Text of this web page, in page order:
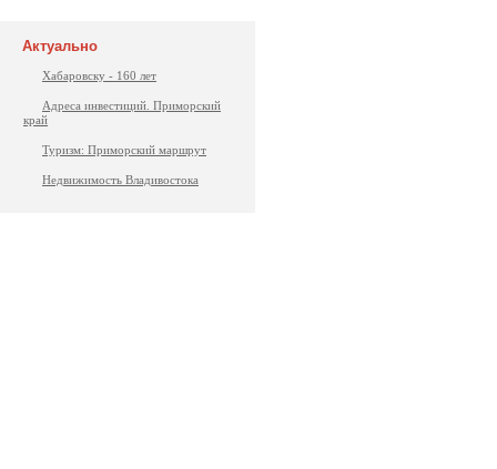
Актуально
Хабаровску - 160 лет
Адреса инвестиций. Приморский
край
Туризм: Приморский маршрут
Недвижимость Владивостока